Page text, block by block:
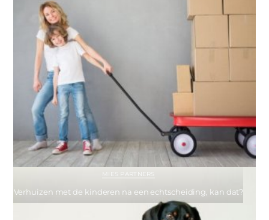
MIES PARTNERS
Verhuizen met de kinderen na een echtscheiding, kan dat?